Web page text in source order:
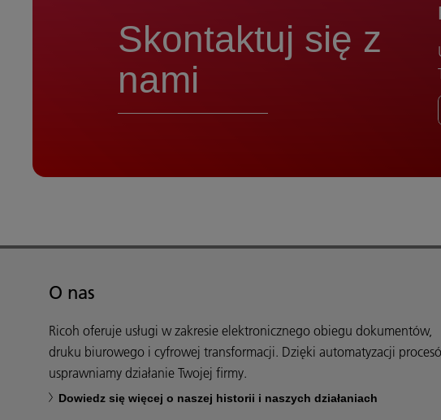
Skontaktuj się z
nami
O nas
Ricoh oferuje usługi w zakresie elektronicznego obiegu dokumentów,
druku biurowego i cyfrowej transformacji. Dzięki automatyzacji
usprawniamy działanie Twojej firmy.
Dowiedz się więcej o naszej historii i naszych działaniach